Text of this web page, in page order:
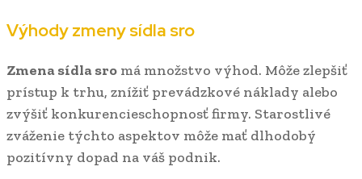
Výhody zmeny sídla sro
Zmena sídla sro má množstvo výhod. Môže zlepšiť
prístup k trhu, znížiť prevádzkové náklady alebo
zvýšiť konkurencieschopnosť firmy. Starostlivé
zváženie týchto aspektov môže mať dlhodobý
pozitívny dopad na váš podnik.